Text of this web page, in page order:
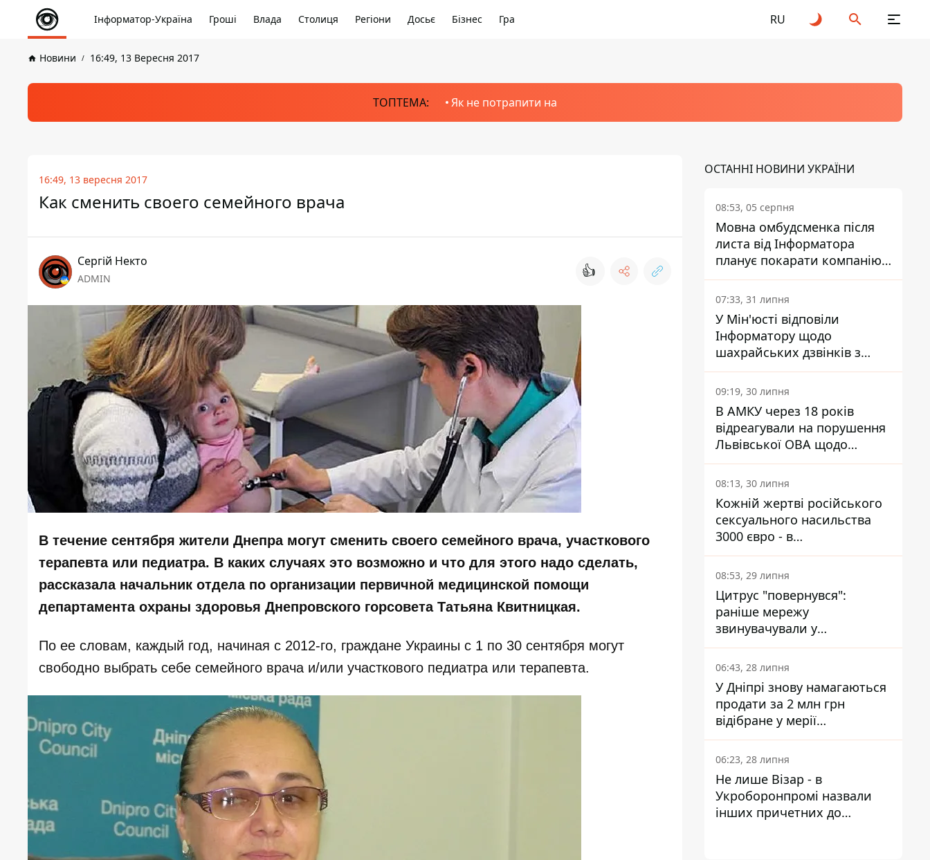
Інформатор-Україна Гроші Влада Столиця Регіони Досьє Бізнес Гра RU
Новини 16:49, 13 Вересня 2017
ТОПТЕМА: Як не потрапити на
16:49, 13 вересня 2017
Как сменить своего семейного врача
Сергій Некто
ADMIN 👍
В течение сентября жители Днепра могут сменить своего семейного врача, участкового
терапевта или педиатра. В каких случаях это возможно и что для этого надо сделать,
рассказала начальник отдела по организации первичной медицинской помощи
департамента охраны здоровья Днепровского горсовета Татьяна Квитницкая.
По ее словам, каждый год, начиная с 2012-го, граждане Украины с 1 по 30 сентября могут
свободно выбрать себе семейного врача и/или участкового педиатра или терапевта.
ОСТАННІ НОВИНИ УКРАЇНИ
08:53, 05 серпня
Мовна омбудсменка після
листа від Інформатора
планує покарати компанію-
підрядника ПриватБанку
07:33, 31 липня
У Мін'юсті відповіли
Інформатору щодо
шахрайських дзвінків з
камери Сумського СІЗО так,
що ніхто нічого не зрозумів
09:19, 30 липня
В АМКУ через 18 років
відреагували на порушення
Львівської ОВА щодо
харчування у закладах
освіти
08:13, 30 липня
Кожній жертві російського
сексуального насильства
3000 євро - в
Мінсоцполітики пояснили
Інформатору, звідки на це
гроші
08:53, 29 липня
Цитрус "повернувся":
раніше мережу
звинувачували у
контрабанді техніки та
ухиленні від сплати
податків
06:43, 28 липня
У Дніпрі знову намагаються
продати за 2 млн грн
відібране у мерії
приміщення Укрпошти
06:23, 28 липня
Не лише Візар - в
Укроборонпромі назвали
інших причетних до